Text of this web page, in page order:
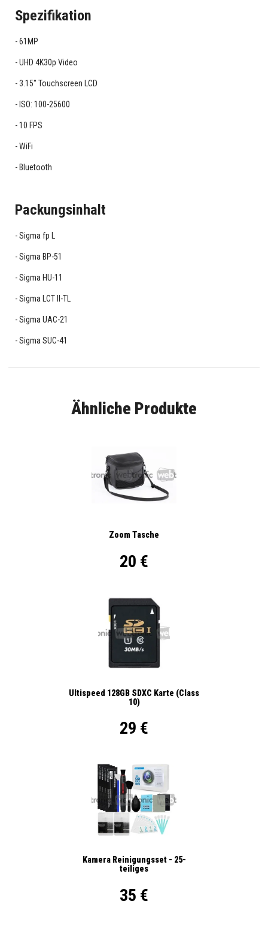
Spezifikation
61MP
UHD 4K30p Video
3.15" Touchscreen LCD
ISO: 100-25600
10 FPS
WiFi
Bluetooth
Packungsinhalt
Sigma fp L
Sigma BP-51
Sigma HU-11
Sigma LCT II-TL
Sigma UAC-21
Sigma SUC-41
Ähnliche Produkte
Zoom Tasche
20 €
Ultispeed 128GB SDXC Karte (Class
10)
29 €
Kamera Reinigungsset - 25-
teiliges
35 €